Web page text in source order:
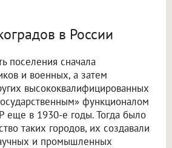
в России
поселения сначала
и военных, а затем
высококвалифицированных
функционалом
еще в 1930-е годы. Тогда было
таких городов, их создавали
и промышленных